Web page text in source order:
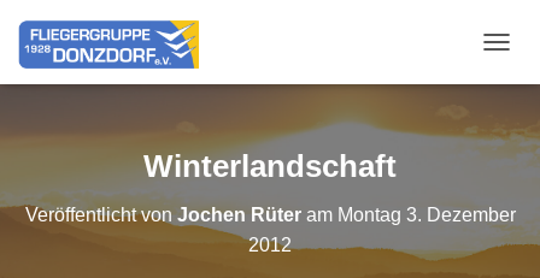
Winterlandschaft
Veröffentlicht vonJochen Rüteram Montag 3. Dezember
2012